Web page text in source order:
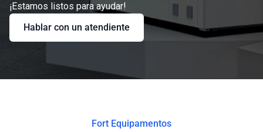
¡Estamos listos para ayudar!
Hablar con un atendiente
Fort Equipamentos